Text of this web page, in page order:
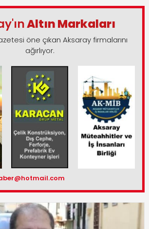
Altın Markaları
öne çıkan Aksaray firmalarını
ağırlıyor.